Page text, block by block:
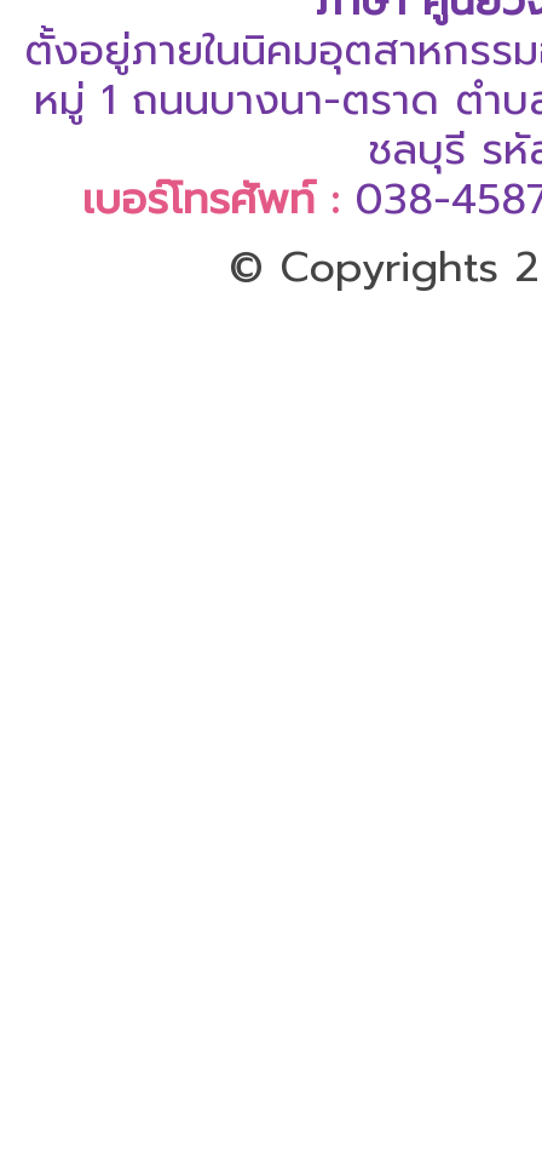
ตั้งอยู่ภายในนิคมอุตสาหกร
หมู่ 1 ถนนบางนา-ตราด ตำ
ชลบุรี ร
เบอร์โทรศัพท์ : 038-
© Copyrights